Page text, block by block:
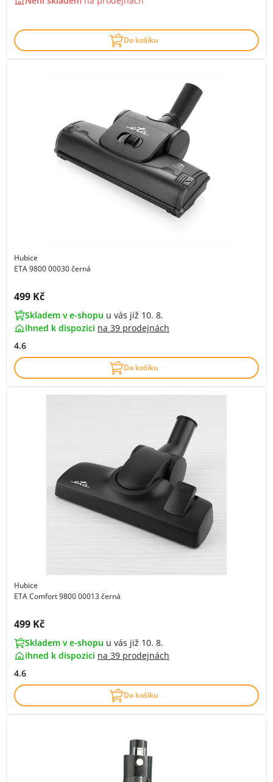
Do košíku
Hubice
ETA 9800 00030 černá
Cena s DPH:
499 Kč
Skladem v e-shopu u vás již 10. 8.
ihned k dispozici na 39 prodejnách
4.6
Do košíku
Hubice
ETA Comfort 9800 00013 černá
Cena s DPH:
499 Kč
Skladem v e-shopu u vás již 10. 8.
ihned k dispozici na 39 prodejnách
4.6
Do košíku